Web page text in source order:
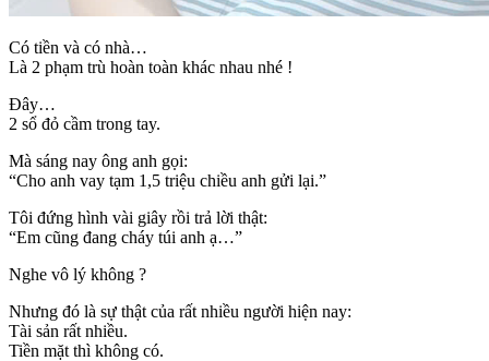
Có tiền và có nhà…
Là 2 phạm trù hoàn toàn khác nhau nhé !
Đây…
2 sổ đỏ cầm trong tay.
Mà sáng nay ông anh gọi:
“Cho anh vay tạm 1,5 triệu chiều anh gửi lại.”
Tôi đứng hình vài giây rồi trả lời thật:
“Em cũng đang cháy túi anh ạ…”
Nghe vô lý không ?
Nhưng đó là sự thật của rất nhiều người hiện nay:
Tài sản rất nhiều.
Tiền mặt thì không có.